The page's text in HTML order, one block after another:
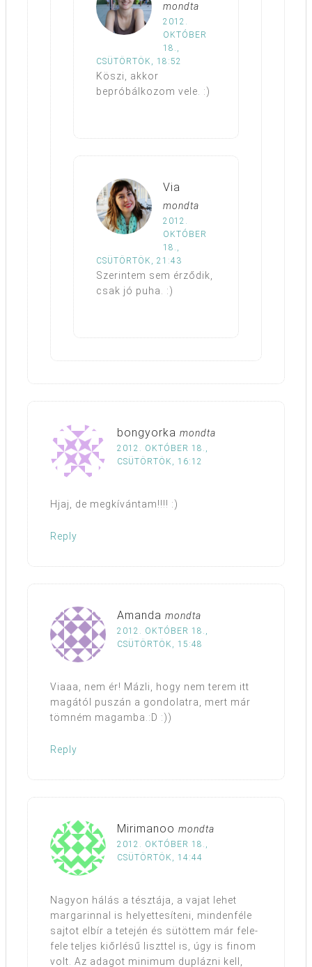
mondta
2012.
OKTÓBER
18.,
CSÜTÖRTÖK, 18:52
Köszi, akkor
bepróbálkozom vele. :)
Via
mondta
2012.
OKTÓBER
18.,
CSÜTÖRTÖK, 21:43
Szerintem sem érződik,
csak jó puha. :)
bongyorka mondta
2012. OKTÓBER 18.,
CSÜTÖRTÖK, 16:12
Hjaj, de megkívántam!!!! :)
Reply
Amanda mondta
2012. OKTÓBER 18.,
CSÜTÖRTÖK, 15:48
Viaaa, nem ér! Mázli, hogy nem terem itt
magától puszán a gondolatra, mert már
tömném magamba.:D :))
Reply
Mirimanoo mondta
2012. OKTÓBER 18.,
CSÜTÖRTÖK, 14:44
Nagyon hálás a tésztája, a vajat lehet
margarinnal is helyettesíteni, mindenféle
sajtot elbír a tetején és sütöttem már fele-
fele teljes kiőrlésű liszttel is, úgy is finom
volt. Az adagot minimum duplázni kell,